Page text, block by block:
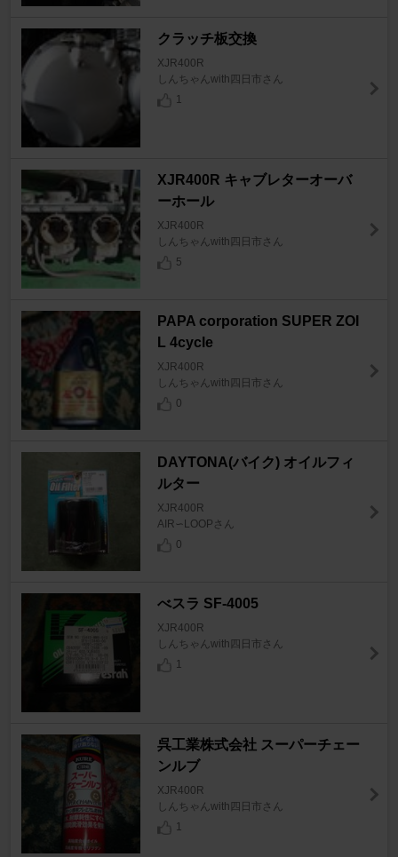
クラッチ板交換
XJR400R
しんちゃんwith四日市さん
1
XJR400R キャブレターオーバ
ーホール
XJR400R
しんちゃんwith四日市さん
5
PAPA corporation SUPER ZOI
L 4cycle
XJR400R
しんちゃんwith四日市さん
0
DAYTONA(バイク) オイルフィ
ルター
XJR400R
AIR∽LOOPさん
0
べスラ SF-4005
XJR400R
しんちゃんwith四日市さん
1
呉工業株式会社 スーパーチェー
ンルブ
XJR400R
しんちゃんwith四日市さん
1